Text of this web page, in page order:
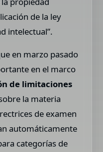
de la ley
intelectual”.
en marzo pasado
en el marco
de limitaciones
la materia
de examen
automáticamente
categorías de